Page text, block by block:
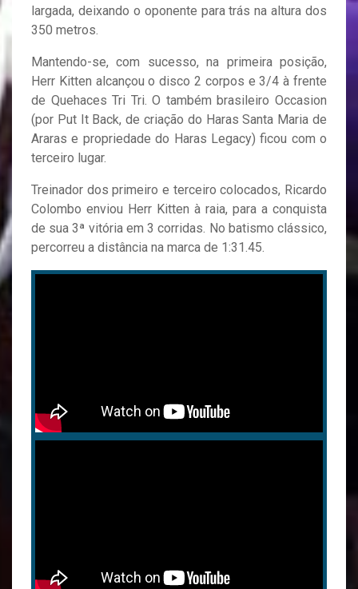
largada, deixando o oponente para trás na altura dos
350 metros.
Mantendo-se, com sucesso, na primeira posição,
Herr Kitten alcançou o disco 2 corpos e 3/4 à frente
de Quehaces Tri Tri. O também brasileiro Occasion
(por Put It Back, de criação do Haras Santa Maria de
Araras e propriedade do Haras Legacy) ficou com o
terceiro lugar.
Treinador dos primeiro e terceiro colocados, Ricardo
Colombo enviou Herr Kitten à raia, para a conquista
de sua 3ª vitória em 3 corridas. No batismo clássico,
percorreu a distância na marca de 1:31.45.